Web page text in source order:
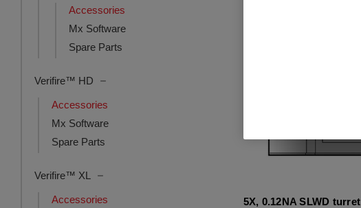
Accessories
Mx Software
Spare Parts
Verifire™ HD
Accessories
Mx Software
Spare Parts
Verifire™ XL
Accessories
5X, 0.12NA SLWD turret